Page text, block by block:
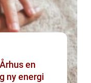
en
ny energi